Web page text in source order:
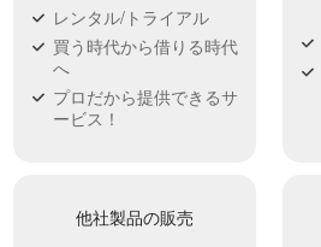
レンタル/トライアル
買う時代から借りる時代
へ
プロだから提供できるサ
ービス！
他社製品の販売